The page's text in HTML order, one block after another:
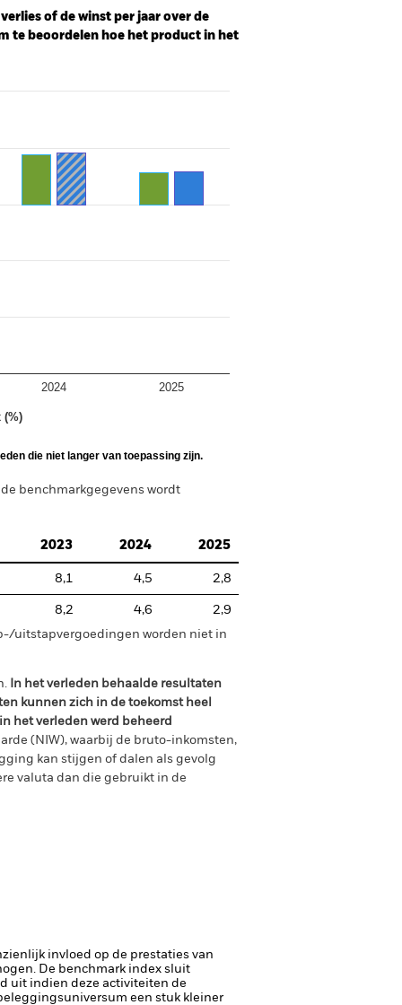
of de winst per jaar over de
te beoordelen hoe het product in het
(%)
2024 2025
die niet langer van toepassing zijn.
benchmarkgegevens wordt
2023 2024 2025
8,1 4,5 2,8
8,2 4,6
2,9
uitstapvergoedingen worden niet in
In het verleden behaalde resultaten
kunnen zich in de toekomst heel
het verleden werd beheerd
(NIW), waarbij de bruto-inkomsten,
kan stijgen of dalen als gevolg
valuta dan die gebruikt in de
invloed op de prestaties van
De benchmark index sluit
uit indien deze activiteiten de
een stuk kleiner